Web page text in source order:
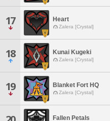
17 Heart
Zalera [Crystal]
18 Kunai Kugeki
Zalera [Crystal]
19 Blanket Fort HQ
Zalera [Crystal]
Fallen Petals